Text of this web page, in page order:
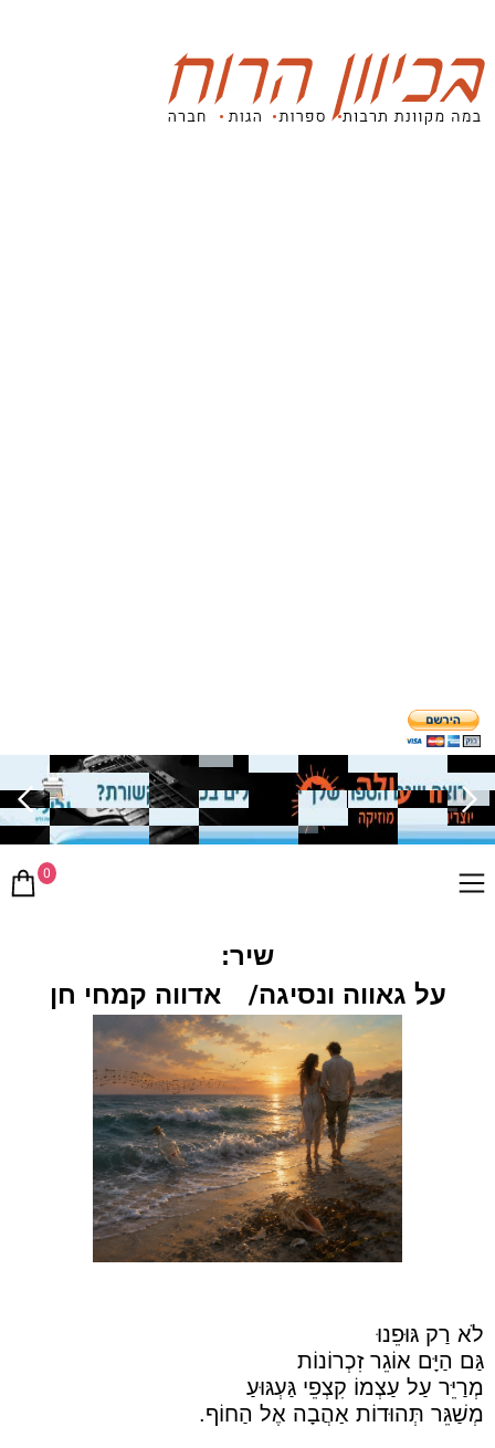
0
שיר:
על גאווה ונסיגה/ אדווה קמחי חן
לֹא רַק גּוּפֵנוּ
גַּם הַיָּם אוֹגֵר זִכְרוֹנוֹת
מְרַיֵּר עַל עַצְמוֹ קִצְפֵי גַּעְגּוּעַ
מְשַׁגֵּר תְּהוּדוֹת אַהֲבָה אֶל הַחוֹף.